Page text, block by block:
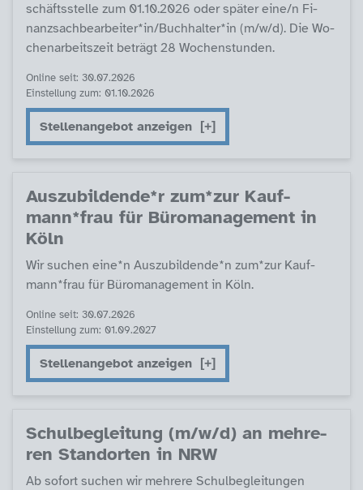
schäfts­s­tel­le zum 01.10.2026 oder spä­ter ei­ne/n Fi­
nanz­sach­be­ar­bei­ter*in/Buch­hal­ter*in (m/w/d). Die Wo­
chen­ar­beits­zeit be­trägt 28 Wo­chen­stun­den.
Online seit: 30.07.2026
Einstellung zum: 01.10.2026
Stellenangebot anzeigen
Aus­zu­bil­den­de*r zum*zur Kauf­
mann*frau für Büro­ma­na­ge­ment in
Köln
Wir su­chen ei­ne*n Aus­zu­bil­den­de*n zum*zur Kauf­
mann*frau für Büro­ma­na­ge­ment in Köln.
Online seit: 30.07.2026
Einstellung zum: 01.09.2027
Stellenangebot anzeigen
Schul­be­g­lei­tung (m/w/d) an meh­re­
ren Stand­or­ten in NRW
Ab so­fort su­chen wir meh­re­re Schul­be­g­lei­tun­gen